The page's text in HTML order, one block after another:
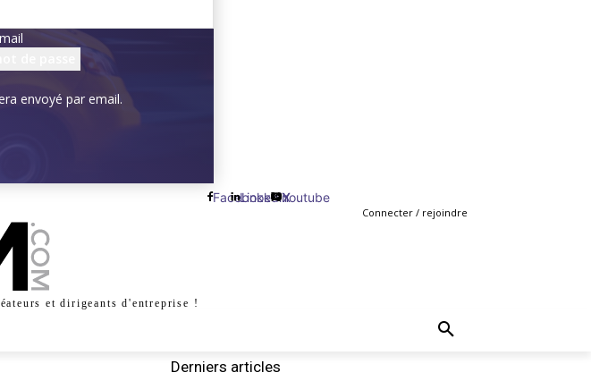
envoyé par email.
Facebook
Linkedin
X
Youtube
Connecter / rejoindre
et dirigeants d'entreprise !
Derniers articles